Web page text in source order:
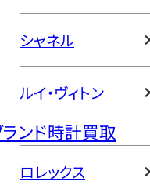
シャネル
ルイ・ヴィトン
ランド時計買取
ロレックス